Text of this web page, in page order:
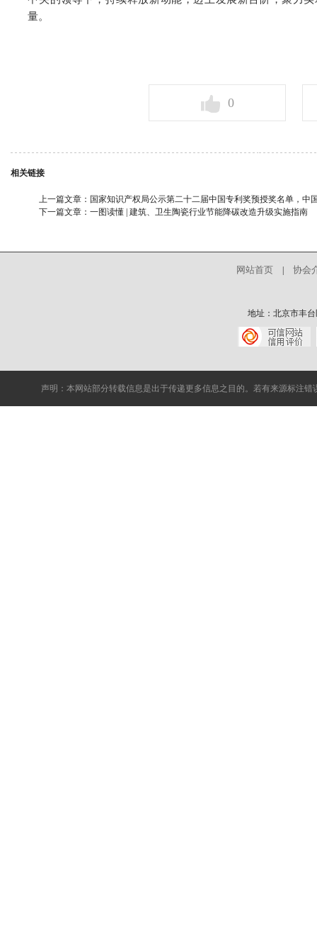
量。
0
相关链接
上一篇文章： 国家知识产权局公示第二十二届中国专利奖预授奖名单，中
下一篇文章： 一图读懂 | 建筑、卫生陶瓷行业节能降碳改造升级实施指南
网站首页 协会
地址：北京市丰台
声明：本网站部分转载信息是出于传递更多信息之目的。若有来源标注